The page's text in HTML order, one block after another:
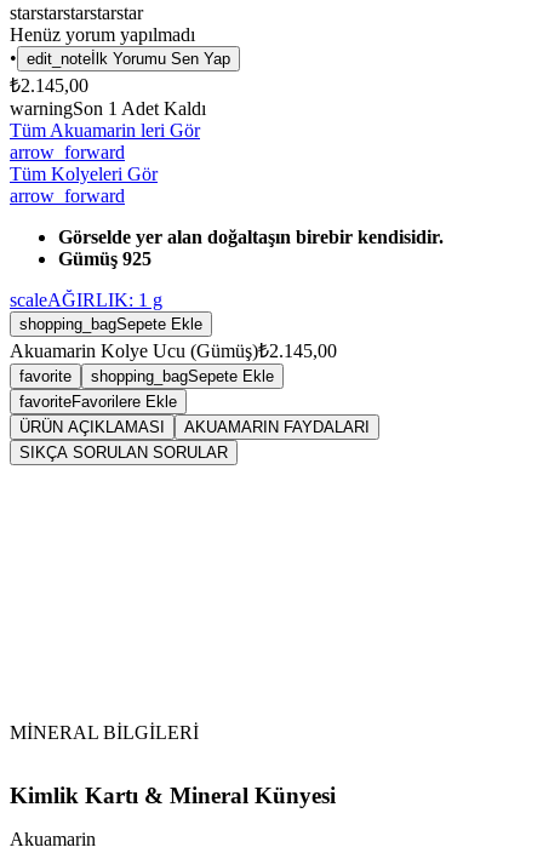
starstarstarstarstar
Henüz yorum yapılmadı
• edit_note İlk Yorumu Sen Yap
₺2.145,00
warningSon 1 Adet Kaldı
Tüm Akuamarin leri Gör
arrow_forward
Tüm Kolyeleri Gör
arrow_forward
Görselde yer alan doğaltaşın birebir kendisidir.
Gümüş 925
scaleAĞIRLIK: 1 g
shopping_bagSepete Ekle
Akuamarin Kolye Ucu (Gümüş)₺2.145,00
favorite shopping_bagSepete Ekle
favoriteFavorilere Ekle
ÜRÜN AÇIKLAMASI
AKUAMARIN FAYDALARI
SIKÇA SORULAN SORULAR
MİNERAL BİLGİLERİ
Kimlik Kartı & Mineral Künyesi
Akuamarin